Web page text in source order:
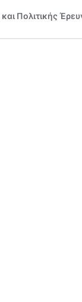
Πολιτικής